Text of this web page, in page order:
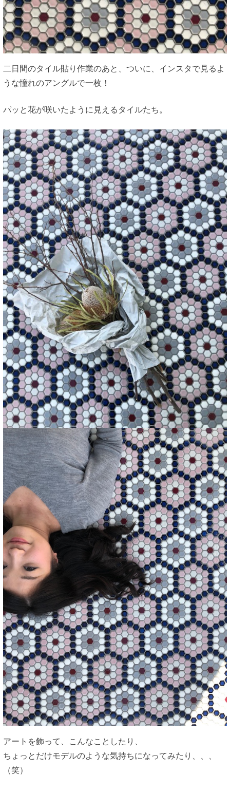
二日間のタイル貼り作業のあと、ついに、インスタで見るよ
うな憧れのアングルで一枚！
パッと花が咲いたように見えるタイルたち。
アートを飾って、こんなことしたり、
ちょっとだけモデルのような気持ちになってみたり、、、
（笑）